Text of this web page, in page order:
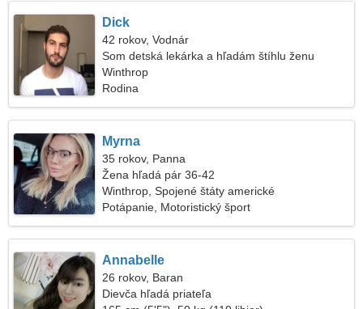
Dick
42 rokov, Vodnár
Som detská lekárka a hľadám štíhlu ženu
Winthrop
Rodina
Myrna
35 rokov, Panna
Žena hľadá pár 36-42
Winthrop, Spojené štáty americké
Potápanie, Motoristický šport
Annabelle
26 rokov, Baran
Dievča hľadá priateľa